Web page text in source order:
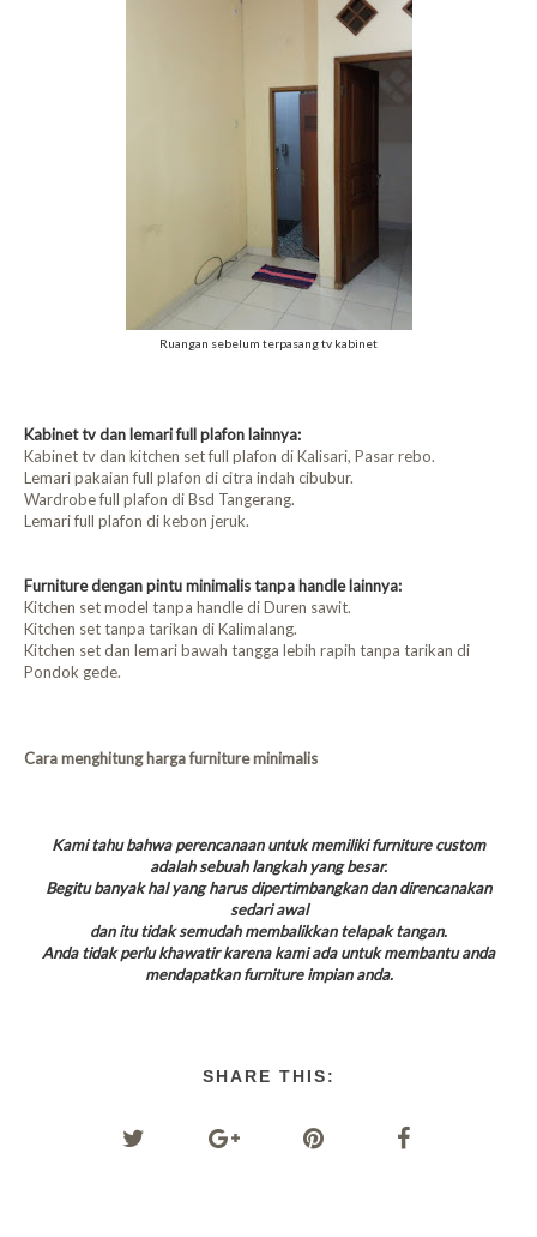
Ruangan sebelum terpasang tv kabinet
Kabinet tv dan lemari full plafon lainnya:
Kabinet tv dan kitchen set full plafon di Kalisari, Pasar rebo.
Lemari pakaian full plafon di citra indah cibubur.
Wardrobe full plafon di Bsd Tangerang.
Lemari full plafon di kebon jeruk.
Furniture dengan pintu minimalis tanpa handle lainnya:
Kitchen set model tanpa handle di Duren sawit.
Kitchen set tanpa tarikan di Kalimalang.
Kitchen set dan lemari bawah tangga lebih rapih tanpa tarikan di
Pondok gede.
Cara menghitung harga furniture minimalis
Kami tahu bahwa perencanaan untuk memiliki furniture custom
adalah sebuah langkah yang besar.
Begitu banyak hal yang harus dipertimbangkan dan direncanakan
sedari awal
dan itu tidak semudah membalikkan telapak tangan.
Anda tidak perlu khawatir karena kami ada untuk membantu anda
mendapatkan furniture impian anda.
SHARE THIS: